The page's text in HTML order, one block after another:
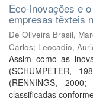
Eco-inovações e
empresas têxteis
De Oliveira Brasil,
Carlos; Leocadio,
Assim como as
(SCHUMPETER,
(RENNINGS,
classificadas